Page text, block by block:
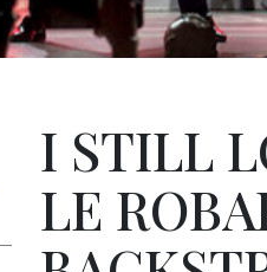
I STILL
LE